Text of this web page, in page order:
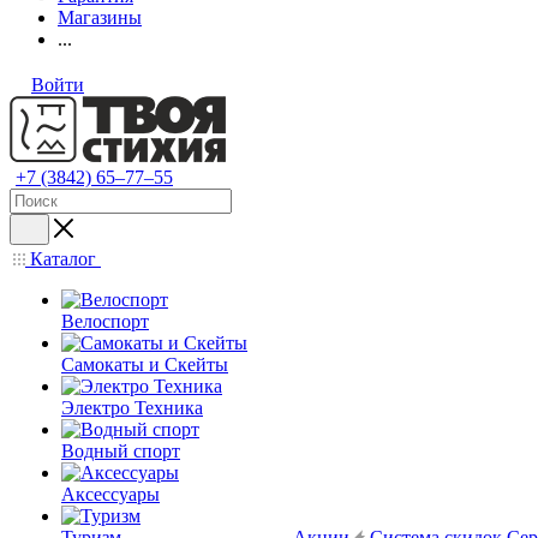
Магазины
...
Войти
+7 (3842) 65–77–55
Каталог
Велоспорт
Самокаты и Скейты
Электро Техника
Водный спорт
Аксессуары